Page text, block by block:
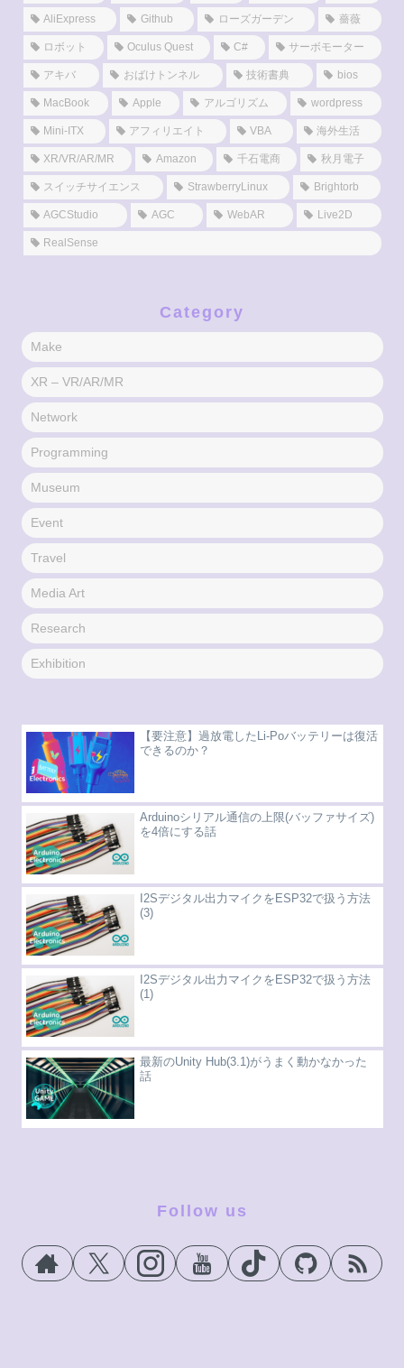
AliExpress Github ローズガーデン 薔薇
ロボット Oculus Quest C# サーボモーター
アキバ おばけトンネル 技術書典 bios
MacBook Apple アルゴリズム wordpress
Mini-ITX アフィリエイト VBA 海外生活
XR/VR/AR/MR Amazon 千石電商 秋月電子
スイッチサイエンス StrawberryLinux Brightorb
AGCStudio AGC WebAR Live2D
RealSense
Category
Make
XR – VR/AR/MR
Network
Programming
Museum
Event
Travel
Media Art
Research
Exhibition
【要注意】過放電したLi-Poバッテリーは復活
できるのか？
Arduinoシリアル通信の上限(バッファサイズ)
を4倍にする話
I2Sデジタル出力マイクをESP32で扱う方法
(3)
I2Sデジタル出力マイクをESP32で扱う方法
(1)
最新のUnity Hub(3.1)がうまく動かなかった
話
Follow us